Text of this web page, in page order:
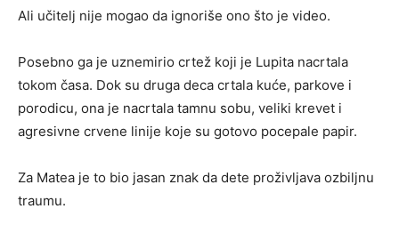
Ali učitelj nije mogao da ignoriše ono što je video.
Posebno ga je uznemirio crtež koji je Lupita nacrtala
tokom časa. Dok su druga deca crtala kuće, parkove i
porodicu, ona je nacrtala tamnu sobu, veliki krevet i
agresivne crvene linije koje su gotovo pocepale papir.
Za Matea je to bio jasan znak da dete proživljava ozbiljnu
traumu.